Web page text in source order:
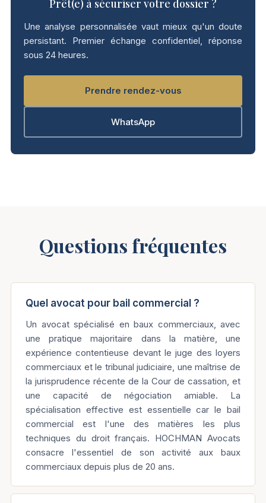
Prêt(e) à sécuriser votre dossier ?
Une analyse personnalisée vaut mieux qu'un doute
persistant. Premier échange confidentiel, réponse
sous 24 heures.
Prendre rendez-vous
WhatsApp
Questions fréquentes
Quel avocat pour bail commercial ?
Un avocat spécialisé en baux commerciaux, avec
une pratique majoritaire dans la matière, une
expérience contentieuse devant le juge des loyers
commerciaux et le tribunal judiciaire, une maîtrise de
la jurisprudence récente de la Cour de cassation, et
une capacité de négociation amiable. La
spécialisation effective est essentielle car le bail
commercial est l'une des matières les plus
techniques du droit français. HOCHMAN Avocats
consacre l'essentiel de son activité aux baux
commerciaux depuis plus de 20 ans.